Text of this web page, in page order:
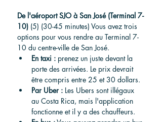
De l'aéroport SJO à San José (Terminal 7-
10) (5) (30-45 minutes) Vous avez trois
options pour vous rendre au Terminal 7-
10 du centre-ville de San José.
En taxi : prenez un juste devant la
porte des arrivées. Le prix devrait
être compris entre 25 et 30 dollars.
Par Uber : Les Ubers sont illégaux
au Costa Rica, mais l'application
fonctionne et il y a des chauffeurs.